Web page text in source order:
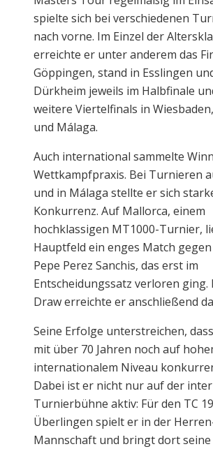
spielte sich bei verschiedenen
nach vorne. Im Einzel der
erreichte er unter anderem das
Göppingen, stand in Esslingen
Dürkheim jeweils im Halbfinale
weitere Viertelfinals in
und Málaga.
Auch international sammelte
Wettkampfpraxis. Bei Turnieren
und in Málaga stellte er sich
Konkurrenz. Auf Mallorca, einem
hochklassigen MT1000-Turnier,
Hauptfeld ein enges Match
Pepe Perez Sanchis, das erst im
Entscheidungssatz verloren ging.
Draw erreichte er anschließend
Seine Erfolge unterstreichen,
mit über 70 Jahren noch auf
internationalem Niveau
Dabei ist er nicht nur auf der
Turnierbühne aktiv: Für den TC
Überlingen spielt er in der
Mannschaft und bringt dort